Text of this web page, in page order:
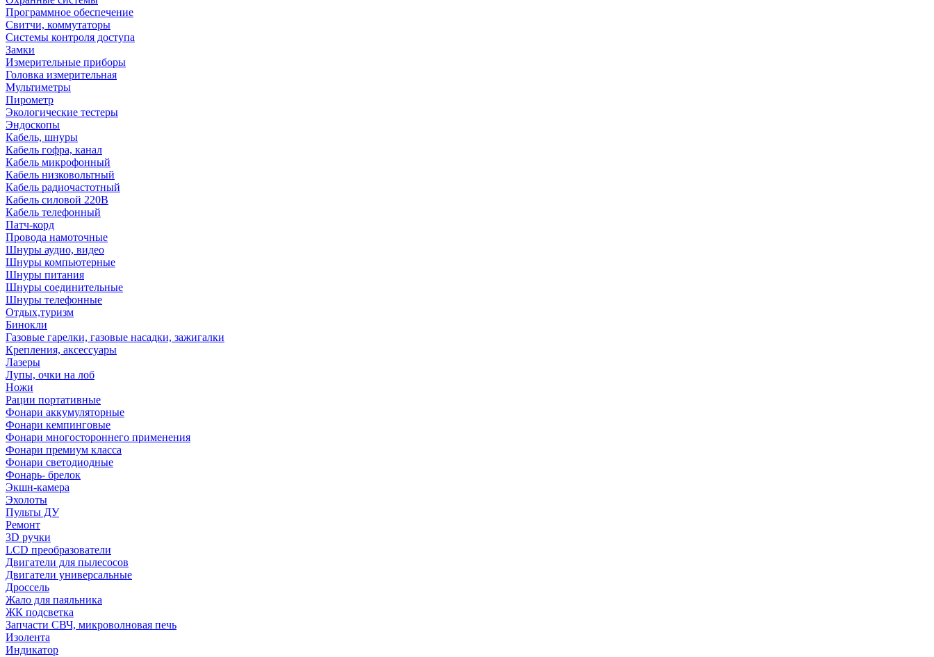
Программное обеспечение
Свитчи, коммутаторы
Системы контроля доступа
Замки
Измерительные приборы
Головка измерительная
Мультиметры
Пирометр
Экологические тестеры
Эндоскопы
Кабель, шнуры
Кабель гофра, канал
Кабель микрофонный
Кабель низковольтный
Кабель радиочастотный
Кабель силовой 220В
Кабель телефонный
Патч-корд
Провода намоточные
Шнуры аудио, видео
Шнуры компьютерные
Шнуры питания
Шнуры соединительные
Шнуры телефонные
Отдых,туризм
Бинокли
Газовые гарелки, газовые насадки, зажигалки
Крепления, аксессуары
Лазеры
Лупы, очки на лоб
Ножи
Рации портативные
Фонари аккумуляторные
Фонари кемпинговые
Фонари многостороннего применения
Фонари премиум класса
Фонари светодиодные
Фонарь- брелок
Экшн-камера
Эхолоты
Пульты ДУ
Ремонт
3D ручки
LCD преобразователи
Двигатели для пылесосов
Двигатели универсальные
Дроссель
Жало для паяльника
ЖК подсветка
Запчасти СВЧ, микроволновая печь
Изолента
Индикатор